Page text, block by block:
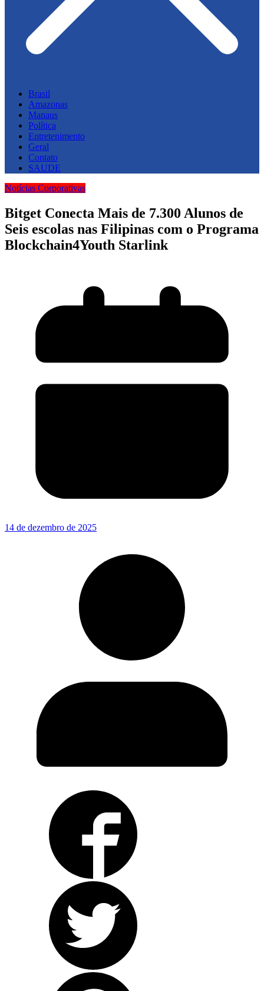
Brasil
Amazonas
Manaus
Política
Entretenimento
Geral
Contato
SAUDE
Notícias Corporativas
Bitget Conecta Mais de 7.300 Alunos de
Seis escolas nas Filipinas com o Programa
Blockchain4Youth Starlink
14 de dezembro de 2025